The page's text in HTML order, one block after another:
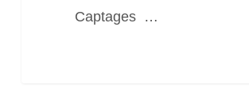
Captages …